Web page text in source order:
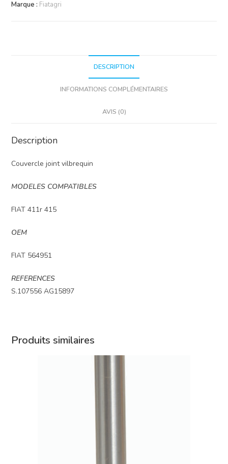
Marque : Fiatagri
DESCRIPTION
INFORMATIONS COMPLÉMENTAIRES
AVIS (0)
Description
Couvercle joint vilbrequin
MODELES COMPATIBLES
FIAT 411r 415
OEM
FIAT 564951
REFERENCES
S.107556 AG15897
Produits similaires